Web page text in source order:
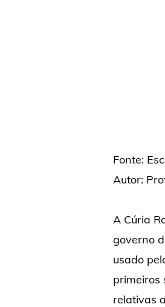
Fonte:
Autor:
A Cúria
governo
usado
primeiros
relativas